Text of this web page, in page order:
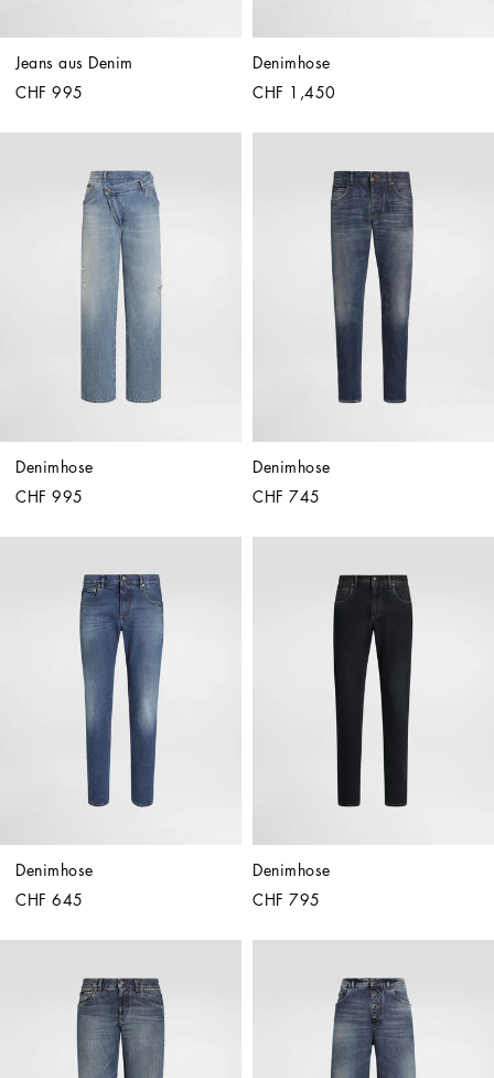
Jeans aus Denim
CHF 995
Denimhose
CHF 1,450
Denimhose
CHF 995
Denimhose
CHF 745
Denimhose
CHF 645
Denimhose
CHF 795